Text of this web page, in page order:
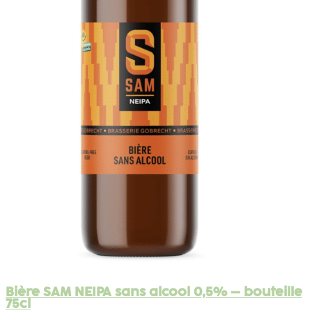
Bière SAM NEIPA sans alcool 0,5% – bouteille
75cl